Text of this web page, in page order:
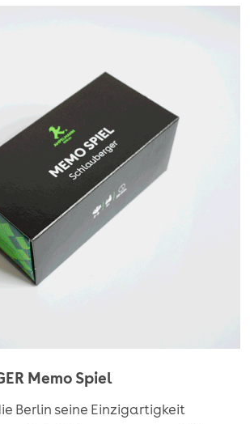
Memo Spiel
Berlin seine Einzigartigkeit